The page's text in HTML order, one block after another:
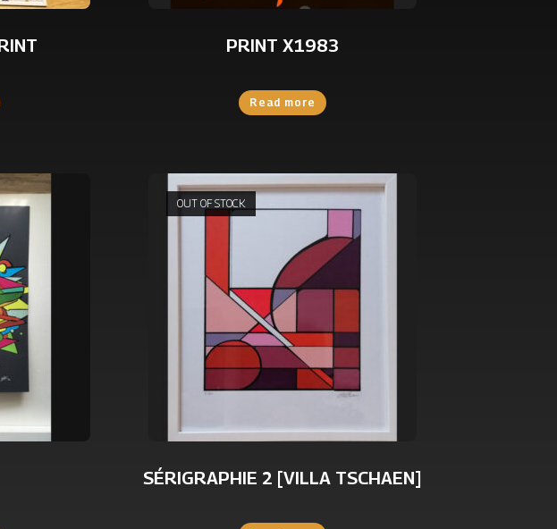
PRINT X1983
Read more
OUT OF STOCK
SÉRIGRAPHIE 2 [VILLA TSCHAEN]